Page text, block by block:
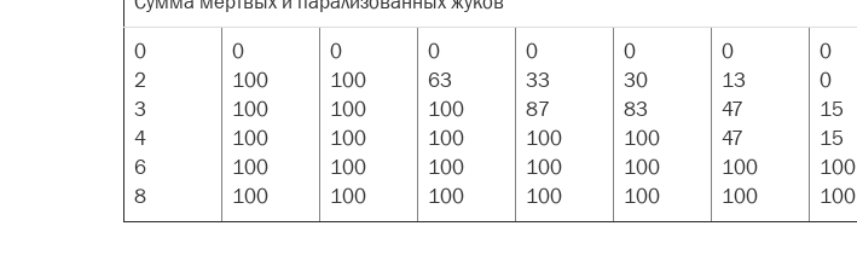
0
2
3
4
6
8
0
100
100
100
100
100
0
100
100
100
100
100
0
63
100
100
100
100
0
33
87
100
100
100
0
30
83
100
100
100
0
13
47
47
100
100
0
0
15
15
100
100